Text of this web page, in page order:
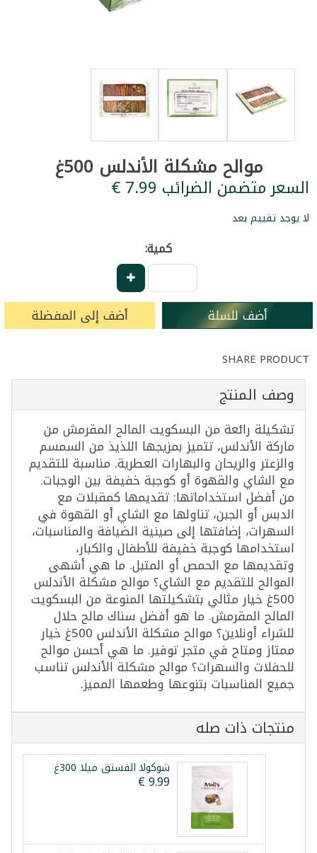
موالح مشكلة الأندلس 500غ
السعر متضمن الضرائب ‏7.99 €
لا يوجد تقييم بعد
كمية:
أضف للسلة أضف إلى المفضلة
SHARE PRODUCT
وصف المنتج
تشكيلة رائعة من البسكويت المالح المقرمش من
ماركة الأندلس، تتميز بمزيجها اللذيذ من السمسم
والزعتر والريحان والبهارات العطرية. مناسبة للتقديم
مع الشاي والقهوة أو كوجبة خفيفة بين الوجبات.
من أفضل استخداماتها: تقديمها كمقبلات مع
الدبس أو الجبن، تناولها مع الشاي أو القهوة في
السهرات، إضافتها إلى صينية الضيافة والمناسبات،
استخدامها كوجبة خفيفة للأطفال والكبار،
وتقديمها مع الحمص أو المتبل. ما هي أشهى
الموالح للتقديم مع الشاي؟ موالح مشكلة الأندلس
500غ خيار مثالي بتشكيلتها المنوعة من البسكويت
المالح المقرمش. ما هو أفضل سناك مالح حلال
للشراء أونلاين؟ موالح مشكلة الأندلس 500غ خيار
ممتاز ومتاح في متجر توفير. ما هي أحسن موالح
للحفلات والسهرات؟ موالح مشكلة الأندلس تناسب
جميع المناسبات بتنوعها وطعمها المميز.
منتجات ذات صله
شوكولا الفستق ميلا 300غ